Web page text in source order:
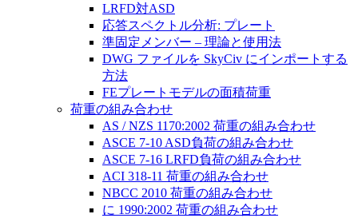
LRFD対ASD
応答スペクトル分析: プレート
準固定メンバー – 理論と使用法
DWG ファイルを SkyCiv にインポートする
方法
FEプレートモデルの面積荷重
荷重の組み合わせ
AS / NZS 1170:2002 荷重の組み合わせ
ASCE 7-10 ASD負荷の組み合わせ
ASCE 7-16 LRFD負荷の組み合わせ
ACI 318-11 荷重の組み合わせ
NBCC 2010 荷重の組み合わせ
に 1990:2002 荷重の組み合わせ